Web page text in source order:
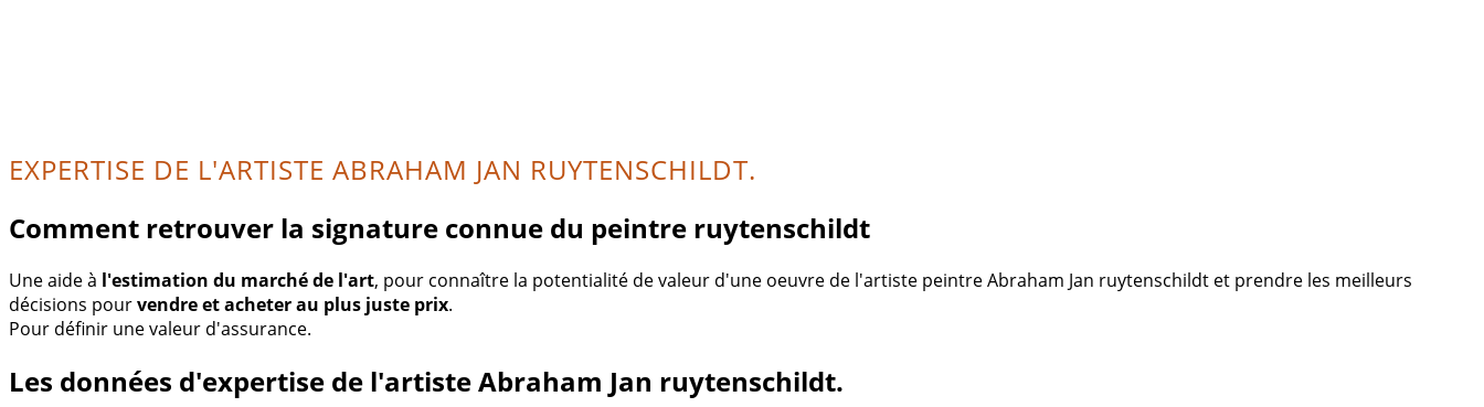
EXPERTISE DE L'ARTISTE ABRAHAM JAN RUYTENSCHILDT.
Comment retrouver la signature connue du peintre ruytenschildt
Une aide à l'estimation du marché de l'art, pour connaître la potentialité de valeur d'une oeuvre de l'artiste peintre Abraham Jan ruytenschildt et prendre les meilleurs
décisions pourvendre et acheter au plus juste prix.
Pour définir une valeur d'assurance.
Les données d'expertise de l'artiste Abraham Jan ruytenschildt.